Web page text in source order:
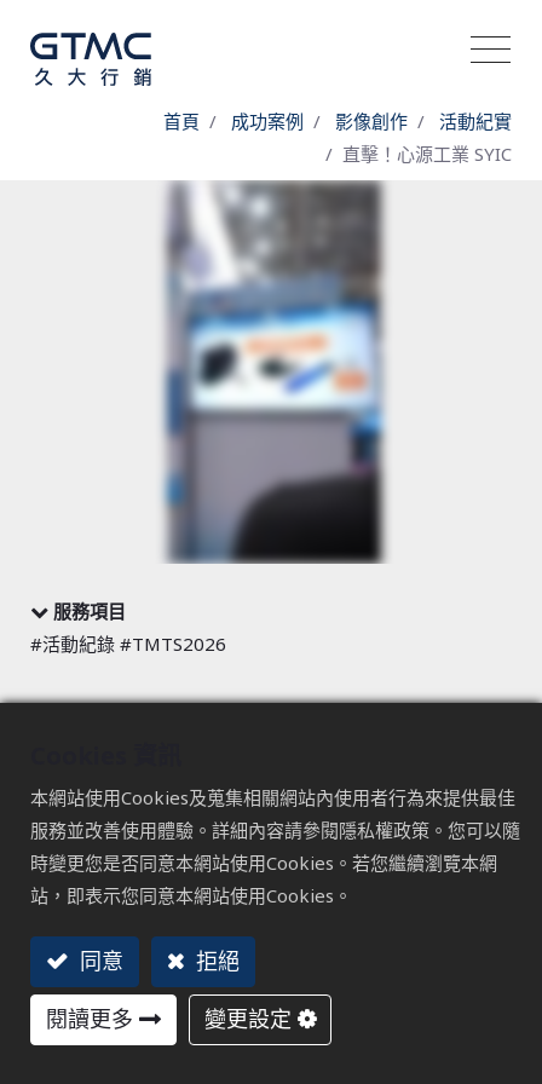
首頁 成功案例 影像創作
活動紀實
​直擊！心源工業 SYIC
服務項目
#活動紀錄 #TMTS2026
身為加工零配件領域的明星品牌，心源工業（SYIC）的每一
步創新都深受全球精密加工用戶的矚目。在 TMTS 2026 展
覽期間，我們導入「即時曝光」數位方案，打破地理疆界，
作夥伴與終端客戶。
本網站使用Cookies及蒐集相關網站內使用者行為來提供最佳
服務並改善使用體驗。詳細內容請參閱隱私權政策。您可以隨
時變更您是否同意本網站使用Cookies。若您繼續瀏覽本網
站，即表示您同意本網站使用Cookies。
同意
拒絕
閱讀更多
變更設定